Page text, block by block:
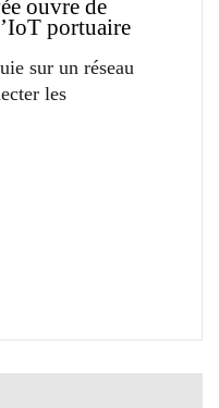
ouvre de
portuaire
sur un réseau
les